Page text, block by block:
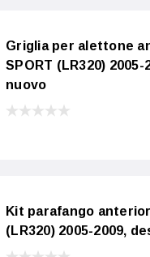
Griglia per alettone
SPORT (LR320)
nuovo
Kit parafango
(LR320) 2005-2009,